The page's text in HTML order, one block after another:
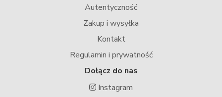
Autentyczność
Zakup i wysyłka
Kontakt
Regulamin i prywatność
Dołącz do nas
Instagram